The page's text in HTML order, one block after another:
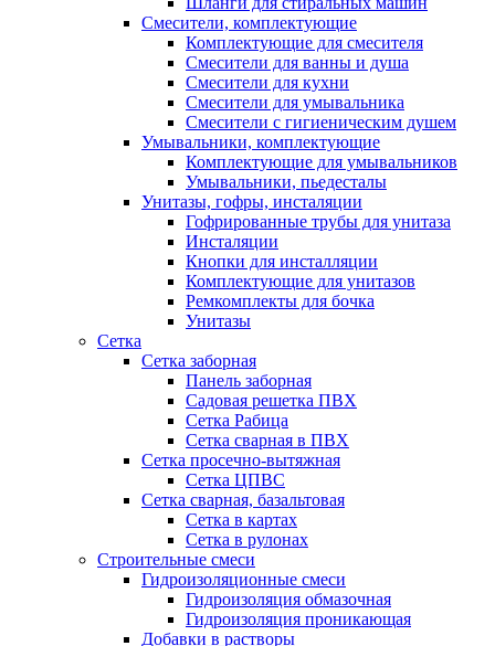
Смесители, комплектующие
Комплектующие для смесителя
Смесители для ванны и душа
Смесители для кухни
Смесители для умывальника
Смесители с гигиеническим душем
Умывальники, комплектующие
Комплектующие для умывальников
Умывальники, пьедесталы
Унитазы, гофры, инсталяции
Гофрированные трубы для унитаза
Инсталяции
Кнопки для инсталляции
Комплектующие для унитазов
Ремкомплекты для бочка
Унитазы
Сетка
Сетка заборная
Панель заборная
Садовая решетка ПВХ
Сетка Рабица
Сетка сварная в ПВХ
Сетка просечно-вытяжная
Сетка ЦПВС
Сетка сварная, базальтовая
Сетка в картах
Сетка в рулонах
Строительные смеси
Гидроизоляционные смеси
Гидроизоляция обмазочная
Гидроизоляция проникающая
Добавки в растворы